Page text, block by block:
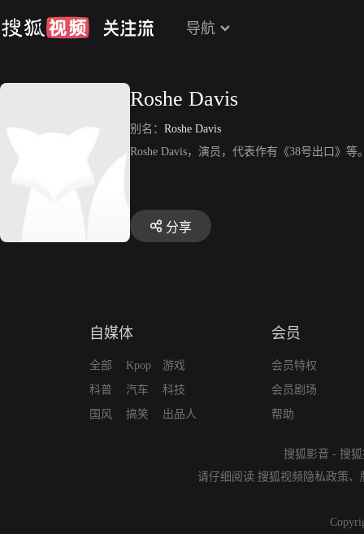
导航
Roshe Davis
别名： Roshe Davis
Roshe Davis，演员，代表作有《38号出口》等
分享
自媒体
全部
科普
国风
Kpop
汽车
搞笑
游戏
科技
出品人
会员
会员特权
会员剧场
帮助
搜狐影音 - 搜
请仔细阅读 搜狐视频隐私政策、